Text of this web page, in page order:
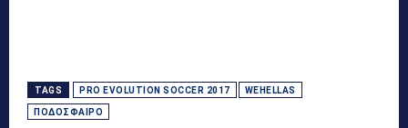
TAGS PRO EVOLUTION SOCCER 2017 WEHELLAS
ΠΟΔΌΣΦΑΙΡΟ